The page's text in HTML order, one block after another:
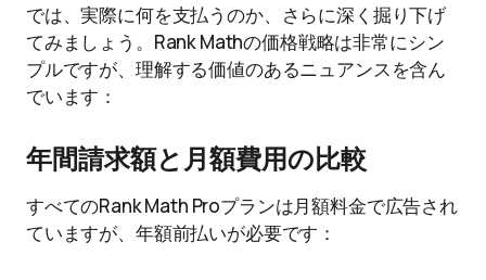
では、実際に何を支払うのか、さらに深く掘り下げ
てみましょう。Rank Mathの価格戦略は非常にシン
プルですが、理解する価値のあるニュアンスを含ん
でいます：
年間請求額と月額費用の比較
すべてのRank Math Proプランは月額料金で広告され
ていますが、年額前払いが必要です：